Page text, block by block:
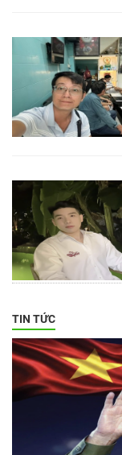
TIN TỨC